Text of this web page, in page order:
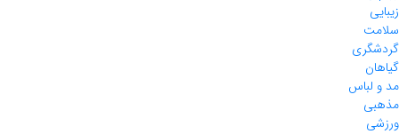
زیبایی
سلامت
گردشگری
گیاهان
مد و لباس
مذهبی
ورزشی